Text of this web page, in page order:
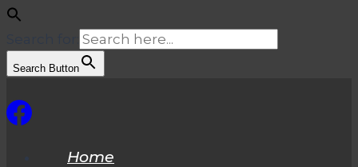
Search Button
al
Home